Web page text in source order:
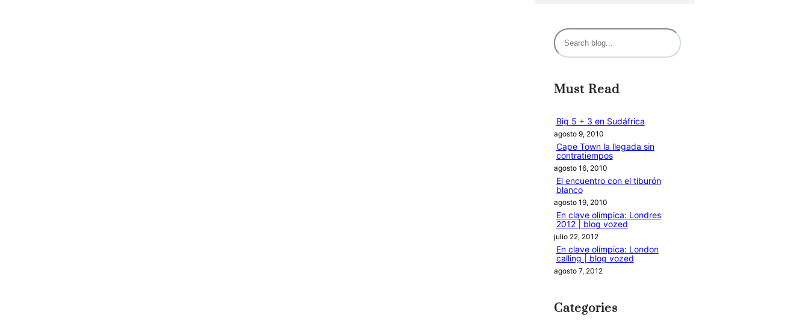
B
u
c
r
Must Read
Big 5 + 3 en Sudáfrica
agosto 9, 2010
Cape Town la llegada sin
contratiempos
agosto 16, 2010
El encuentro con el tiburón
blanco
agosto 19, 2010
En clave olímpica: Londres
2012 | blog vozed
julio 22, 2012
En clave olímpica: London
calling | blog vozed
agosto 7, 2012
Categories